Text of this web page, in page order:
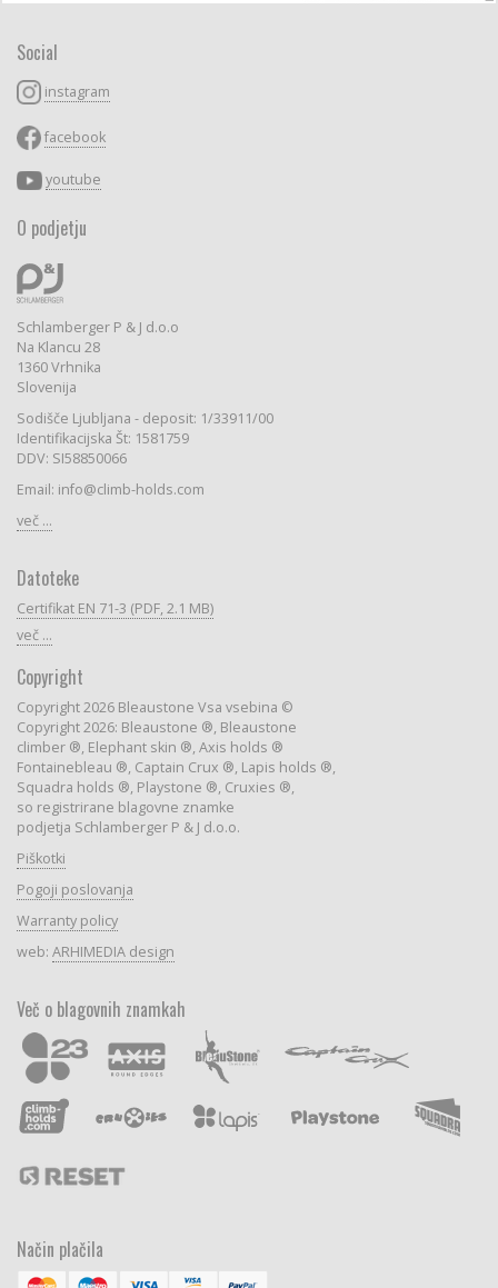
Social
instagram
facebook
youtube
O podjetju
Schlamberger P & J d.o.o
Na Klancu 28
1360 Vrhnika
Slovenija
Sodišče Ljubljana - deposit: 1/33911/00
Identifikacijska Št: 1581759
DDV: SI58850066
Email: info@climb-holds.com
več ...
Datoteke
Certifikat EN 71-3 (PDF, 2.1 MB)
več ...
Copyright
Copyright 2026 Bleaustone Vsa vsebina ©
Copyright 2026: Bleaustone ®, Bleaustone
climber ®, Elephant skin ®, Axis holds ®
Fontainebleau ®, Captain Crux ®, Lapis holds ®,
Squadra holds ®, Playstone ®, Cruxies ®,
so registrirane blagovne znamke
podjetja Schlamberger P & J d.o.o.
Piškotki
Pogoji poslovanja
Warranty policy
web: ARHIMEDIA design
Več o blagovnih znamkah
Način plačila